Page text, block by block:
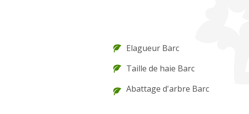
Elagueur Barc
Taille de haie Barc
Abattage d'arbre Barc